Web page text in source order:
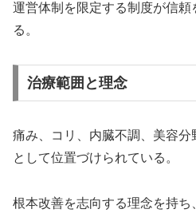
運営体制を限定する制度が信
る。
治療範囲と理念
痛み、コリ、内臓不調、美容
として位置づけられている。
根本改善を志向する理念を持